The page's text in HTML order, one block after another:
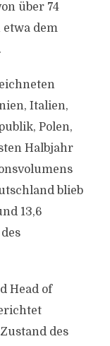
über 74
dem
Italien,
Polen,
Halbjahr
blieb
13,6
Head of
des